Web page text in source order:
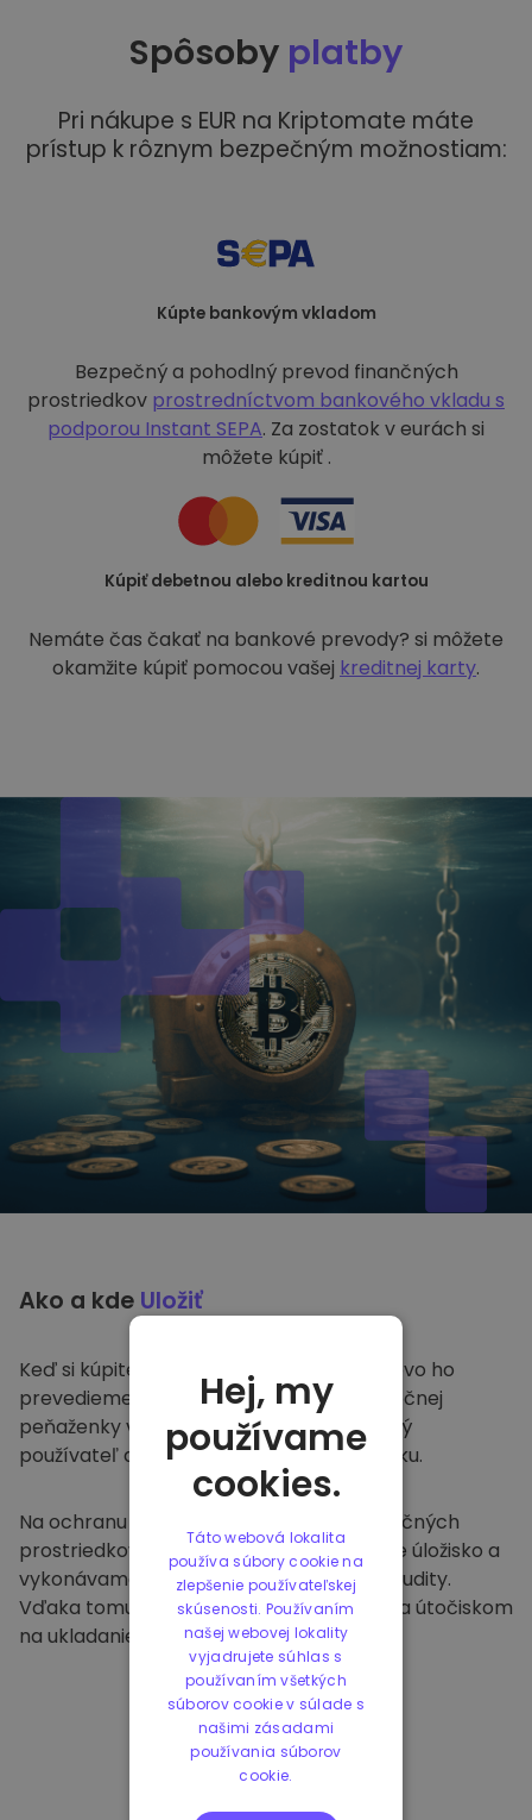
Spôsoby platby
Pri nákupe s EUR na Kriptomate máte
prístup k rôznym bezpečným možnostiam:
Kúpte bankovým vkladom
Bezpečný a pohodlný prevod finančných
prostriedkov prostredníctvom bankového vkladu s
podporou Instant SEPA. Za zostatok v eurách si
môžete kúpiť .
Kúpiť debetnou alebo kreditnou kartou
Nemáte čas čakať na bankové prevody? si môžete
okamžite kúpiť pomocou vašej kreditnej karty.
Ako a kde Uložiť
Keď si kúpite na Kriptomat
, bezproblémovo ho
prevedieme do vašej vyhradenej a bezpečnej
peňaženky v rámci našej platformy. Každý
používateľ dostane individuálnu peňaženku.
Na ochranu našich zákazníkov a ich finančných
prostriedkov ponúkame bezpečné offline úložisko a
vykonávame pravidelné bezpečnostné audity.
Vďaka tomuto prístupu je naša platforma útočiskom
na ukladanie a iných kryptomien.
Hej, my
používame
cookies.
Táto webová lokalita
používa súbory cookie na
zlepšenie používateľskej
skúsenosti. Používaním
našej webovej lokality
vyjadrujete súhlas s
používaním všetkých
súborov cookie v súlade s
našimi zásadami
používania súborov
cookie.